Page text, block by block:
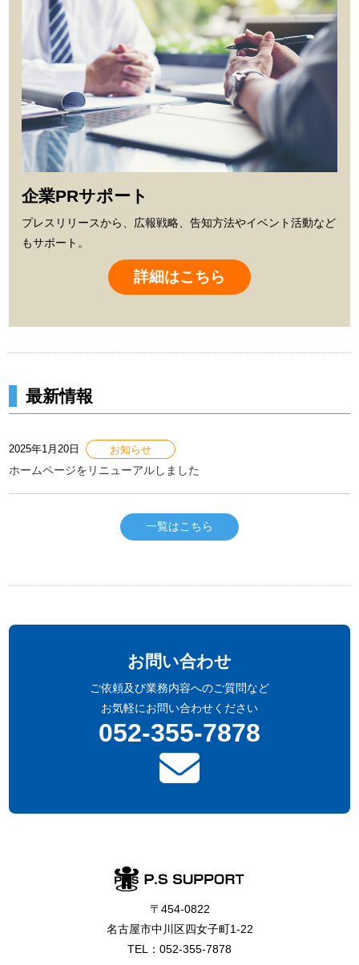
企業PRサポート
プレスリリースから、広報戦略、告知方法やイベント活動など
もサポート。
詳細はこちら
最新情報
2025年1月20日 お知らせ
ホームページをリニューアルしました
一覧はこちら
お問い合わせ
ご依頼及び業務内容へのご質問など
お気軽にお問い合わせください
052-355-7878
〒454-0822
名古屋市中川区四女子町1-22
TEL： 052-355-7878